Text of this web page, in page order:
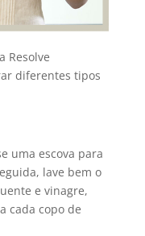
Resolve
diferentes tipos
uma escova para
lave bem o
e vinagre,
cada copo de